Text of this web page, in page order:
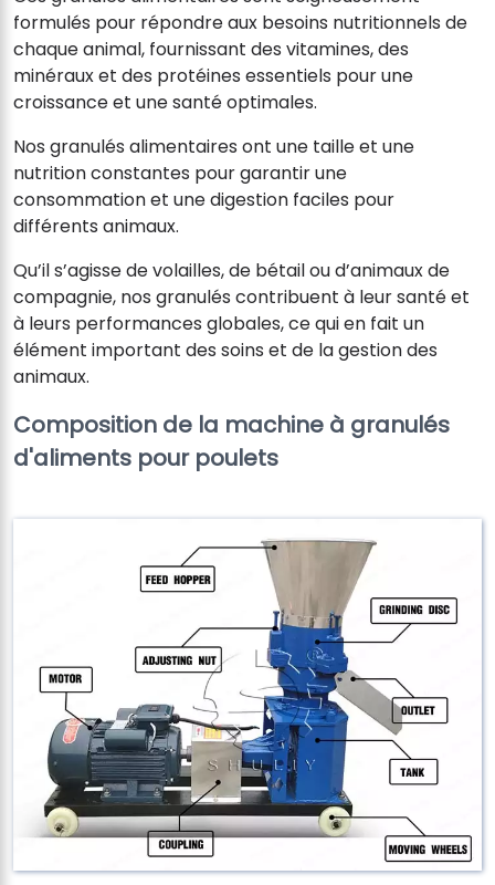
formulés pour répondre aux besoins nutritionnels de
chaque animal, fournissant des vitamines, des
minéraux et des protéines essentiels pour une
croissance et une santé optimales.
Nos granulés alimentaires ont une taille et une
nutrition constantes pour garantir une
consommation et une digestion faciles pour
différents animaux.
Qu’il s’agisse de volailles, de bétail ou d’animaux de
compagnie, nos granulés contribuent à leur santé et
à leurs performances globales, ce qui en fait un
élément important des soins et de la gestion des
animaux.
Composition de la machine à granulés
d'aliments pour poulets